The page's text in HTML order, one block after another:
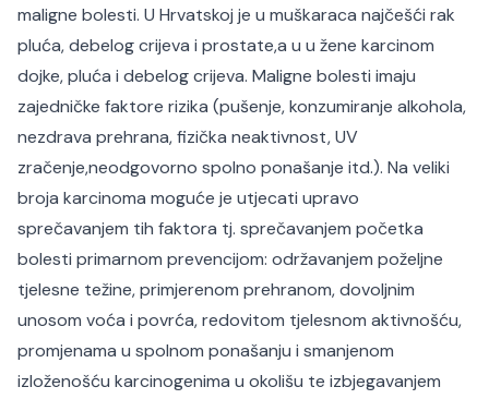
maligne bolesti. U Hrvatskoj je u muškaraca najčešći rak
pluća, debelog crijeva i prostate,a u u žene karcinom
dojke, pluća i debelog crijeva. Maligne bolesti imaju
zajedničke faktore rizika (pušenje, konzumiranje alkohola,
nezdrava prehrana, fizička neaktivnost, UV
zračenje,neodgovorno spolno ponašanje itd.). Na veliki
broja karcinoma moguće je utjecati upravo
sprečavanjem tih faktora tj. sprečavanjem početka
bolesti primarnom prevencijom: održavanjem poželjne
tjelesne težine, primjerenom prehranom, dovoljnim
unosom voća i povrća, redovitom tjelesnom aktivnošću,
promjenama u spolnom ponašanju i smanjenom
izloženošću karcinogenima u okolišu te izbjegavanjem